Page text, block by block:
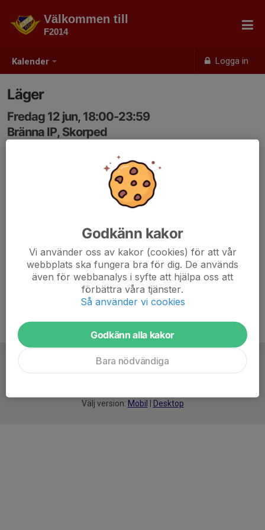
Kalender Logga in
Välkommen till
F2014
Läger
Fredag 12 jun, 18:00-23:59
Bränna IP, Skorped
Välj version: Mobil Desktop
Godkänn kakor
Vi använder oss av kakor (cookies) för att vår
webbplats ska fungera bra för dig. De används
även för webbanalys i syfte att hjälpa oss att
förbättra våra tjänster.
Så använder vi cookies
Godkänn alla kakor
Bara nödvändiga